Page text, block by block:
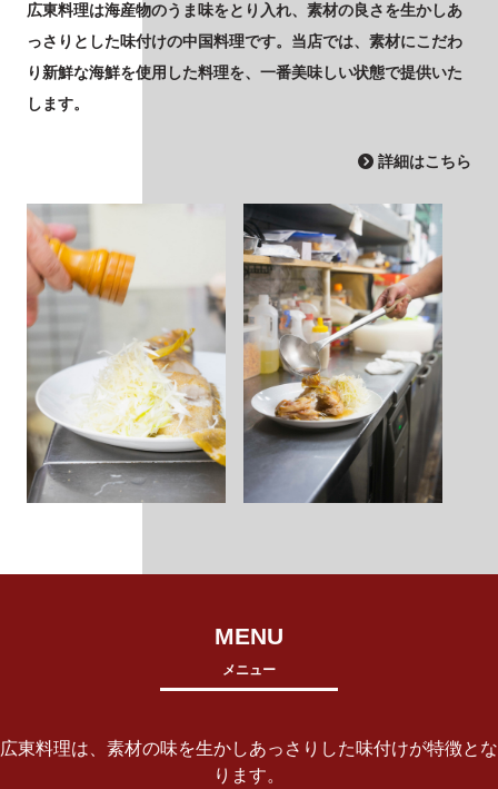
広東料理は海産物のうま味をとり入れ、素材の良さを生かしあ
っさりとした味付けの中国料理です。当店では、素材にこだわ
り新鮮な海鮮を使用した料理を、一番美味しい状態で提供いた
します。
詳細はこちら
MENU
メニュー
広東料理は、素材の味を生かしあっさりした味付けが特徴とな
ります。